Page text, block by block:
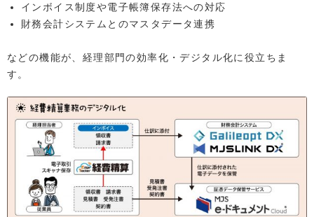
インボイス制度や電子帳簿保存法への対応
財務会計システムとのマスタデータ連携
などの機能が、経理部門の効率化・デジタル化に役立ちま
す。